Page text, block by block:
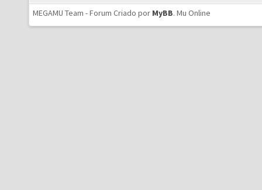
MEGAMU Team - Forum Criado por MyBB. Mu Online